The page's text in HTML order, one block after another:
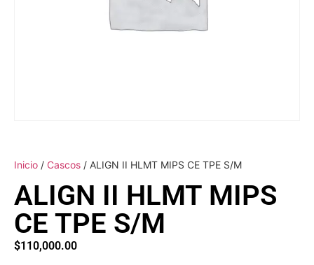
Inicio / Cascos / ALIGN II HLMT MIPS CE TPE S/M
ALIGN II HLMT MIPS
CE TPE S/M
$110,000.00